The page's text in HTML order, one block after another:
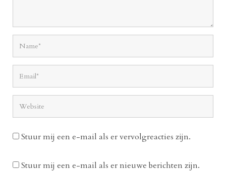
Stuur mij een e-mail als er vervolgreacties zijn.
Stuur mij een e-mail als er nieuwe berichten zijn.